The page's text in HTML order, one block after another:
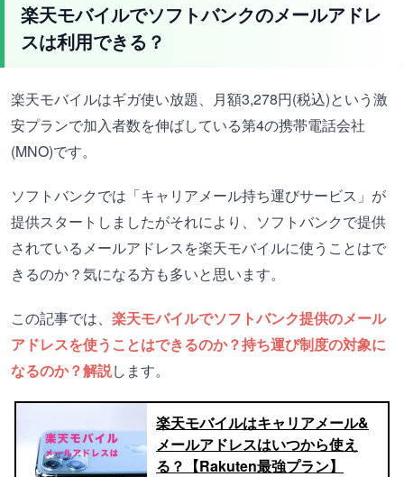
楽天モバイルでソフトバンクのメールアドレ
スは利用できる？
楽天モバイルはギガ使い放題、月額3,278円(税込)という激
安プランで加入者数を伸ばしている第4の携帯電話会社
(MNO)です。
ソフトバンクでは「キャリアメール持ち運びサービス」が
提供スタートしましたがそれにより、ソフトバンクで提供
されているメールアドレスを楽天モバイルに使うことはで
きるのか？気になる方も多いと思います。
この記事では、 楽天モバイルでソフトバンク提供のメール
アドレスを使うことはできるのか？持ち運び制度の対象に
なるのか？解説します。
楽天モバイルはキャリアメール&
メールアドレスはいつから使え
る？【Rakuten最強プラン】